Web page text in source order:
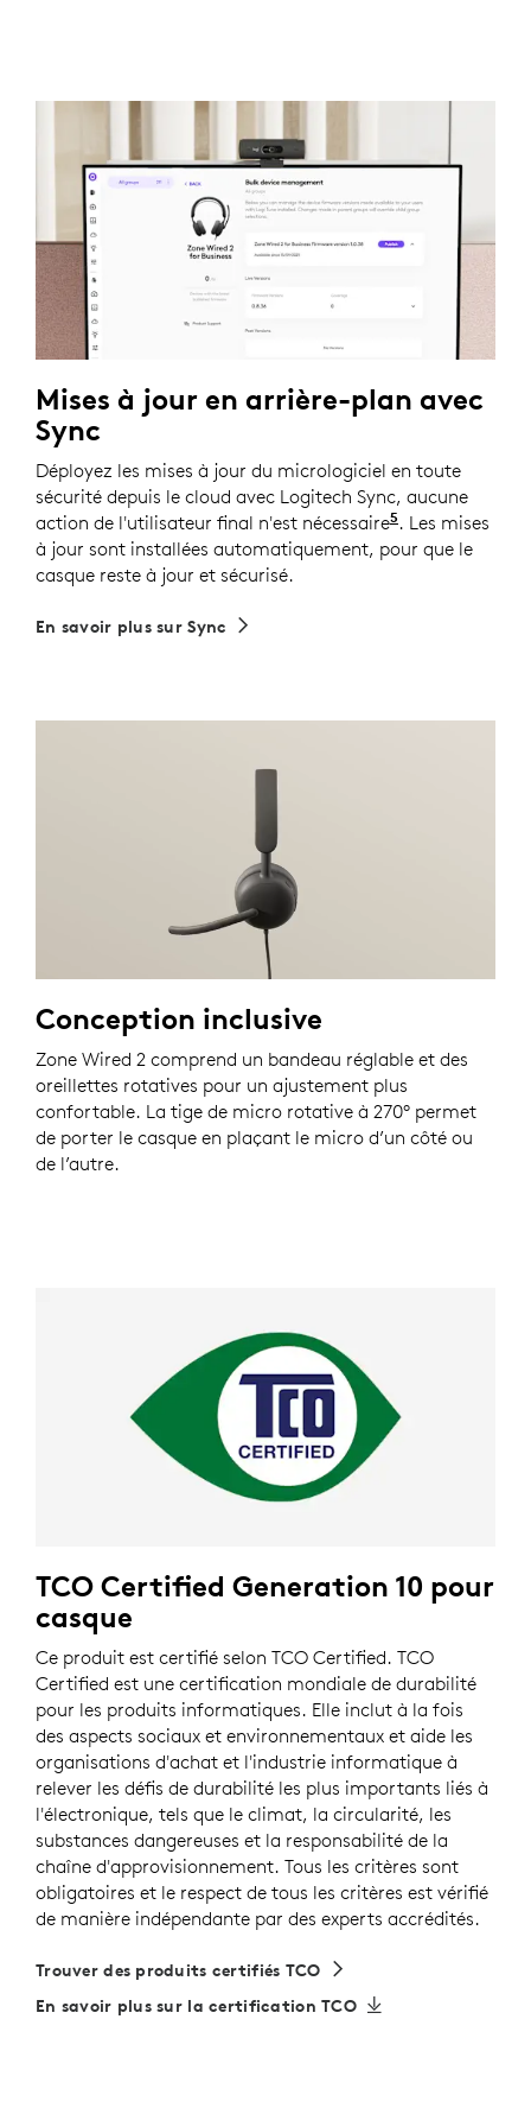
Mises à jour en arrière-plan avec
Sync
Déployez les mises à jour du micrologiciel en toute
sécurité depuis le cloud avec Logitech Sync, aucune
action de l'utilisateur final n'est nécessaire5 Nécessite
. Les mises
à jour sont installées automatiquement, pour que le
casque reste à jour et sécurisé.
En savoir plus sur Sync
Conception inclusive
Zone Wired 2 comprend un bandeau réglable et des
oreillettes rotatives pour un ajustement plus
confortable. La tige de micro rotative à 270° permet
de porter le casque en plaçant le micro d’un côté ou
de l’autre.
TCO Certified Generation 10 pour
casque
Ce produit est certifié selon TCO Certified. TCO
Certified est une certification mondiale de durabilité
pour les produits informatiques. Elle inclut à la fois
des aspects sociaux et environnementaux et aide les
organisations d'achat et l'industrie informatique à
relever les défis de durabilité les plus importants liés à
l'électronique, tels que le climat, la circularité, les
substances dangereuses et la responsabilité de la
chaîne d'approvisionnement. Tous les critères sont
obligatoires et le respect de tous les critères est vérifié
de manière indépendante par des experts accrédités.
Trouver des produits certifiés TCO
En savoir plus sur la certification TCO